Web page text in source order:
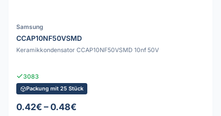
Samsung
CCAP10NF50VSMD
Keramikkondensator CCAP10NF50VSMD 10nf 50V
3083
Packung mit 25 Stück
0.42€ – 0.48€